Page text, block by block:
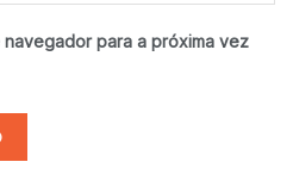
para a próxima vez